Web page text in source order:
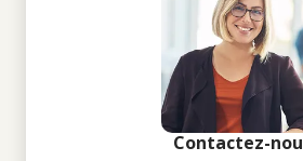
Contactez-